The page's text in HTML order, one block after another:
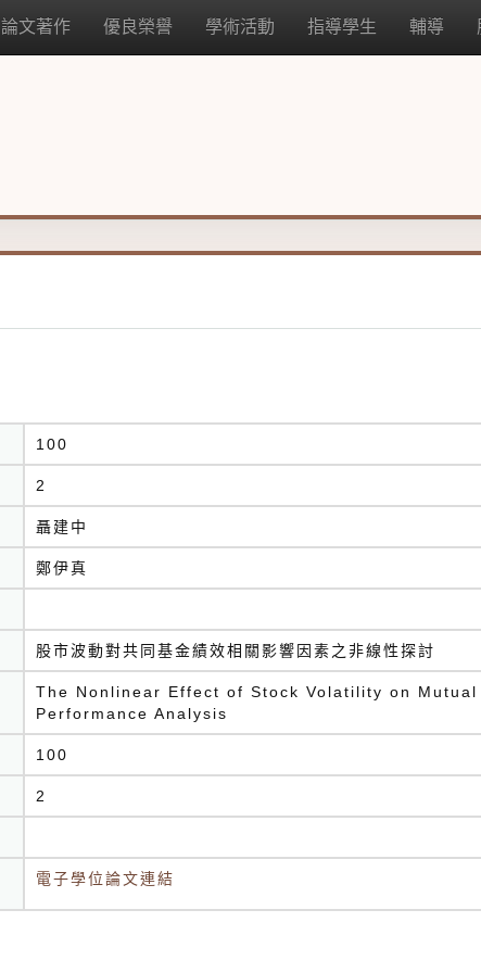
論文著作 優良榮譽 學術活動 指導學生 輔導
100
2
聶建中
鄭伊真
股市波動對共同基金績效相關影響因素之非線性探討
The Nonlinear Effect of Stock Volatility on Mutual
Performance Analysis
100
2
電子學位論文連結